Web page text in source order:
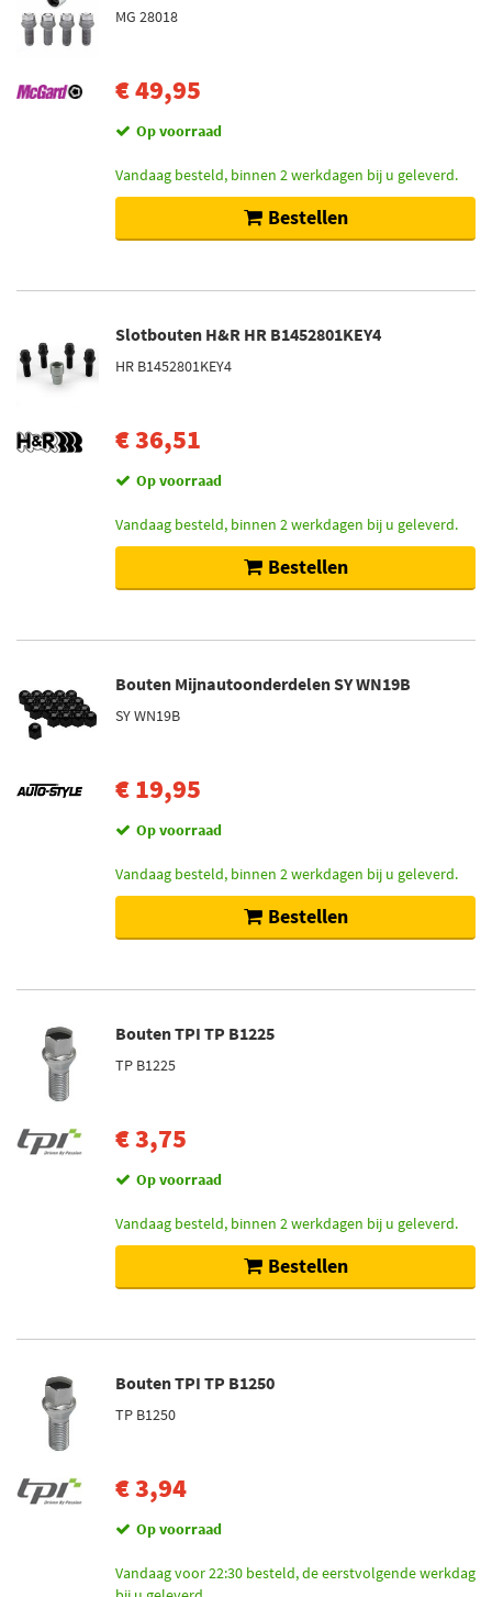
MG 28018
€ 49,95
Op voorraad
Vandaag besteld, binnen 2 werkdagen bij u geleverd.
Bestellen
Slotbouten H&R HR B1452801KEY4
HR B1452801KEY4
€ 36,51
Op voorraad
Vandaag besteld, binnen 2 werkdagen bij u geleverd.
Bestellen
Bouten Mijnautoonderdelen SY WN19B
SY WN19B
€ 19,95
Op voorraad
Vandaag besteld, binnen 2 werkdagen bij u geleverd.
Bestellen
Bouten TPI TP B1225
TP B1225
€ 3,75
Op voorraad
Vandaag besteld, binnen 2 werkdagen bij u geleverd.
Bestellen
Bouten TPI TP B1250
TP B1250
€ 3,94
Op voorraad
Vandaag voor 22:30 besteld, de eerstvolgende werkdag